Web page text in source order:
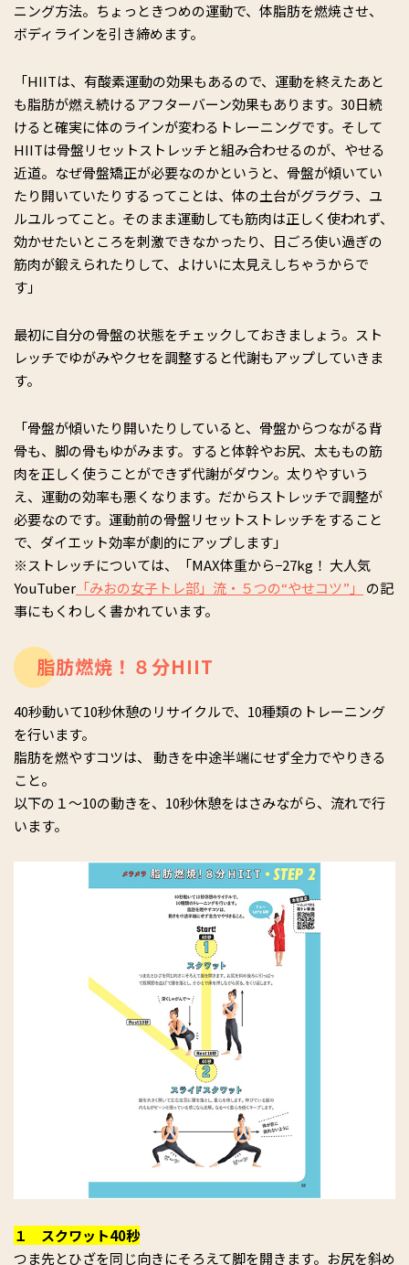
ニング方法。ちょっときつめの運動で、体脂肪を燃焼させ、
ボディラインを引き締めます。
「HIITは、有酸素運動の効果もあるので、運動を終えたあと
も脂肪が燃え続けるアフターバーン効果もあります。30日続
けると確実に体のラインが変わるトレーニングです。そして
HIITは骨盤リセットストレッチと組み合わせるのが、やせる
近道。なぜ骨盤矯正が必要なのかというと、骨盤が傾いてい
たり開いていたりするってことは、体の土台がグラグラ、ユ
ルユルってこと。そのまま運動しても筋肉は正しく使われず、
効かせたいところを刺激できなかったり、日ごろ使い過ぎの
筋肉が鍛えられたりして、よけいに太見えしちゃうからで
す」
最初に自分の骨盤の状態をチェックしておきましょう。スト
レッチでゆがみやクセを調整すると代謝もアップしていきま
す。
「骨盤が傾いたり開いたりしていると、骨盤からつながる背
骨も、脚の骨もゆがみます。すると体幹やお尻、太ももの筋
肉を正しく使うことができず代謝がダウン。太りやすいう
え、運動の効率も悪くなります。だからストレッチで調整が
必要なのです。運動前の骨盤リセットストレッチをすること
で、ダイエット効率が劇的にアップします」
※ストレッチについては、「MAX体重から−27kg！ 大人気
YouTuber 「みおの女子トレ部」流・５つの“やせコツ”」
の記
事にもくわしく書かれています。
脂肪燃焼！８分HIIT
40秒動いて10秒休憩のリサイクルで、10種類のトレーニング
を行います。
脂肪を燃やすコツは、 動きを中途半端にせず全力でやりきる
こと。
以下の１～10の動きを、10秒休憩をはさみながら、流れで行
います。
１ スクワット40秒
つま先とひざを同じ向きにそろえて脚を開きます。お尻を斜め